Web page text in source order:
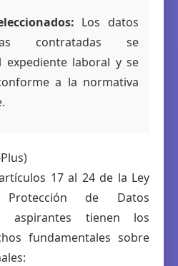
Los datos
contratadas se
expediente laboral y se
a la normativa
17 al 24 de la Ley
de Datos
aspirantes tienen los
fundamentales sobre